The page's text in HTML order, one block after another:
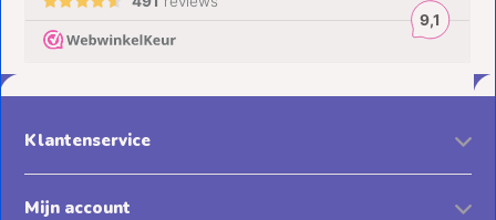
Klantenservice
Mijn account